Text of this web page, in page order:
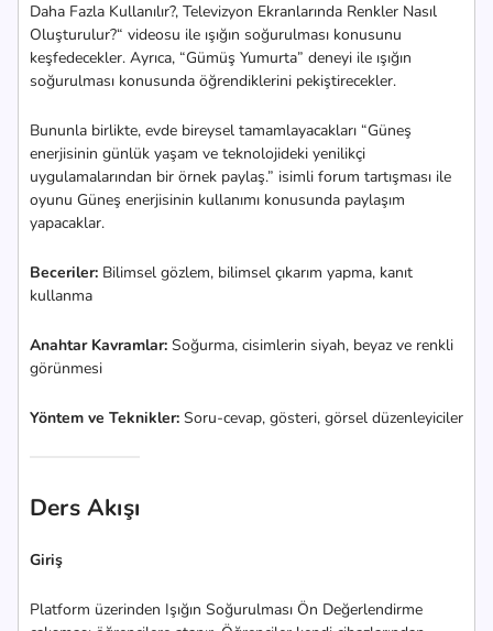
Daha Fazla Kullanılır?, Televizyon Ekranlarında Renkler Nasıl
Oluşturulur?“ videosu ile ışığın soğurulması konusunu
keşfedecekler. Ayrıca, “Gümüş Yumurta” deneyi ile ışığın
soğurulması konusunda öğrendiklerini pekiştirecekler.
Bununla birlikte, evde bireysel tamamlayacakları “Güneş
enerjisinin günlük yaşam ve teknolojideki yenilikçi
uygulamalarından bir örnek paylaş.” isimli forum tartışması ile
oyunu Güneş enerjisinin kullanımı konusunda paylaşım
yapacaklar.
Beceriler: Bilimsel gözlem, bilimsel çıkarım yapma, kanıt
kullanma
Anahtar Kavramlar: Soğurma, cisimlerin siyah, beyaz ve renkli
görünmesi
Yöntem ve Teknikler: Soru-cevap, gösteri, görsel düzenleyiciler
Ders Akışı
Giriş
Platform üzerinden Işığın Soğurulması Ön Değerlendirme